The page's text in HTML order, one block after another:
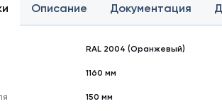
Описание Документация
RAL 2004 (Оранжевый)
1160 мм
150 мм